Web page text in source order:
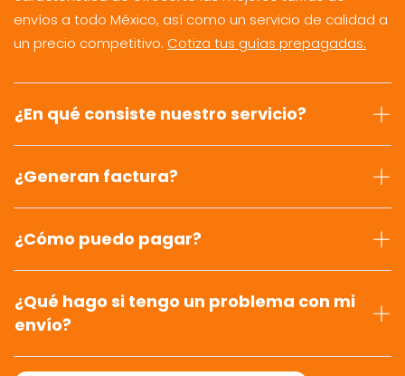
envíos a todo México, así como un servicio de calidad a
un precio competitivo. Cotiza tus guías prepagadas.
¿En qué consiste nuestro servicio?
¿Generan factura?
¿Cómo puedo pagar?
¿Qué hago si tengo un problema con mi
envío?